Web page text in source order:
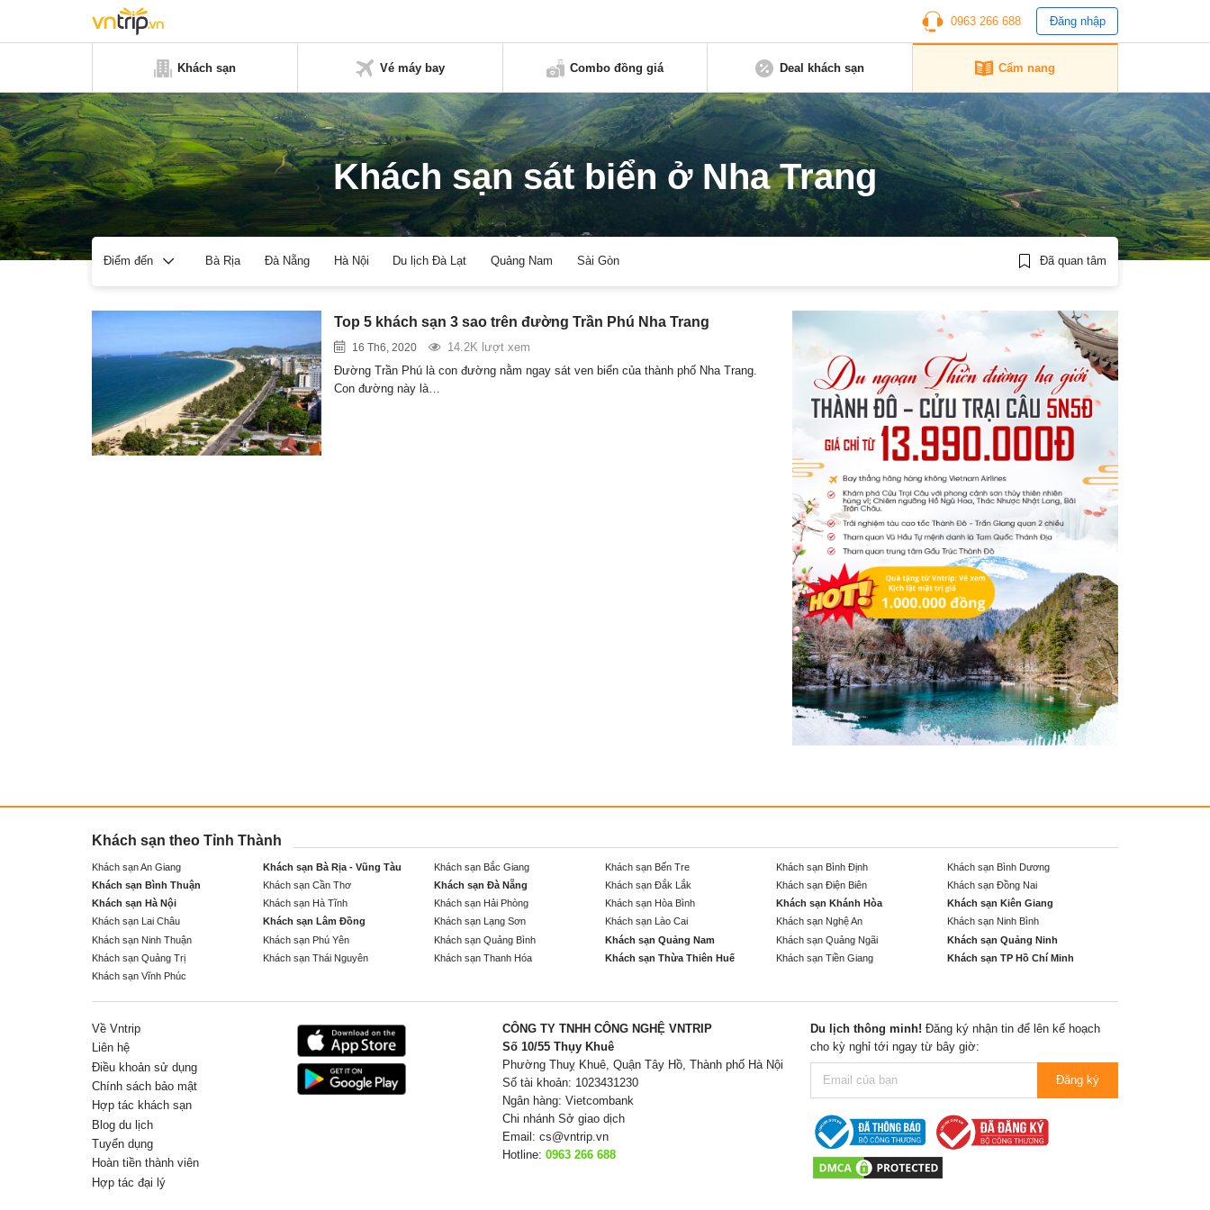
0963 266 688 Đăng nhập
Khách sạn Vé máy bay Combo đồng giá Deal khách sạn Cẩm nang
Khách sạn sát biển ở Nha Trang
Điểm đến Bà Rịa Đà Nẵng Hà Nội Du lịch Đà Lạt Quảng Nam Sài Gòn Đã quan tâm
Top 5 khách sạn 3 sao trên đường Trần Phú Nha Trang
16 Th6, 2020
14.2K lượt xem
Đường Trần Phú là con đường nằm ngay sát ven biển của thành phố Nha Trang.
Con đường này là…
Khách sạn theo Tỉnh Thành
Khách sạn An Giang Khách sạn Bà Rịa - Vũng Tàu Khách sạn Bắc Giang Khách sạn Bến Tre Khách sạn Bình Định
Khách sạn Bình Dương
Khách sạn Bình Thuận
Khách sạn Cần Thơ Khách sạn Đà Nẵng Khách sạn Đắk Lắk Khách sạn Điện Biên
Khách sạn Đồng Nai
Khách sạn Hà Nội
Khách sạn Hà Tĩnh Khách sạn Hải Phòng Khách sạn Hòa Bình Khách sạn Khánh Hòa
Khách sạn Kiên Giang
Khách sạn Lai Châu
Khách sạn Lâm Đồng Khách sạn Lạng Sơn Khách sạn Lào Cai Khách sạn Nghệ An
Khách sạn Ninh Bình
Khách sạn Ninh Thuận
Khách sạn Phú Yên Khách sạn Quảng Bình Khách sạn Quảng Nam Khách sạn Quảng Ngãi
Khách sạn Quảng Ninh
Khách sạn Quảng Trị
Khách sạn Thái Nguyên Khách sạn Thanh Hóa Khách sạn Thừa Thiên Huế Khách sạn Tiền Giang
Khách sạn TP Hồ Chí Minh
Khách sạn Vĩnh Phúc
Về Vntrip
Liên hệ
Điều khoản sử dụng
Chính sách bảo mật
Hợp tác khách sạn
Blog du lịch
Tuyển dụng
Hoàn tiền thành viên
Hợp tác đại lý
CÔNG TY TNHH CÔNG NGHỆ VNTRIP
Số 10/55 Thụy Khuê
Phường Thuỵ Khuê, Quận Tây Hồ, Thành phố Hà Nội
Số tài khoản: 1023431230
Ngân hàng: Vietcombank
Chi nhánh Sở giao dịch
Email: cs@vntrip.vn
Hotline: 0963 266 688
Du lịch thông minh! Đăng ký nhận tin để lên kế hoạch
cho kỳ nghỉ tới ngay từ bây giờ:
Đăng ký